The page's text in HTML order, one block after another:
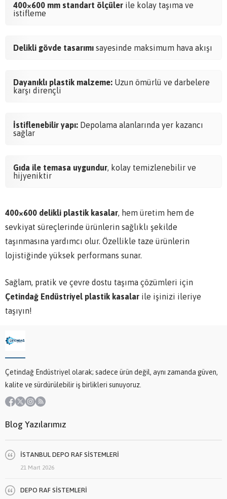
400×600 mm standart ölçüler ile kolay taşıma ve
istifleme
Delikli gövde tasarımı sayesinde maksimum hava akışı
Dayanıklı plastik malzeme: Uzun ömürlü ve darbelere
karşı dirençli
İstiflenebilir yapı: Depolama alanlarında yer kazancı
sağlar
Gıda ile temasa uygundur, kolay temizlenebilir ve
hijyeniktir
400×600 delikli plastik kasalar, hem üretim hem de
sevkiyat süreçlerinde ürünlerin sağlıklı şekilde
taşınmasına yardımcı olur. Özellikle taze ürünlerin
lojistiğinde yüksek performans sunar.
Sağlam, pratik ve çevre dostu taşıma çözümleri için
Çetindağ Endüstriyel plastik kasalar ile işinizi ileriye
taşıyın!
Çetindağ Endüstriyel olarak; sadece ürün değil, aynı zamanda güven,
kalite ve sürdürülebilir iş birlikleri sunuyoruz.
Blog Yazılarımız
İSTANBUL DEPO RAF SİSTEMLERİ
21 Mart 2026
DEPO RAF SİSTEMLERİ